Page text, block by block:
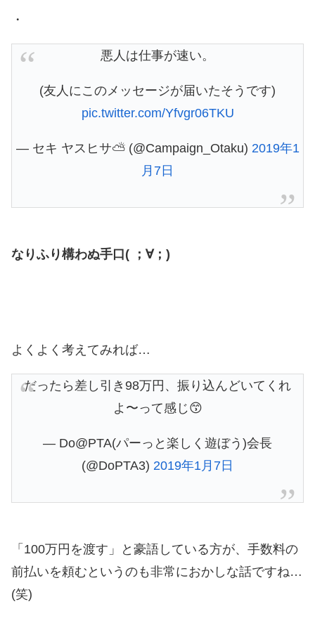
・
悪人は仕事が速い。
(友人にこのメッセージが届いたそうです)
pic.twitter.com/Yfvgr06TKU
— セキ ヤスヒサ⛅ (@Campaign_Otaku) 2019年1
月7日
なりふり構わぬ手口( ；∀；)
よくよく考えてみれば…
だったら差し引き98万円、振り込んどいてくれ
よ〜って感じ😙
— Do@PTA(パーっと楽しく遊ぼう)会長
(@DoPTA3) 2019年1月7日
「100万円を渡す」と豪語している方が、手数料の
前払いを頼むというのも非常におかしな話ですね…
(笑)